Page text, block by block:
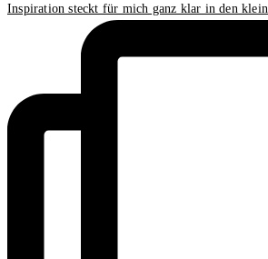
Inspiration steckt für mich ganz klar in den klein